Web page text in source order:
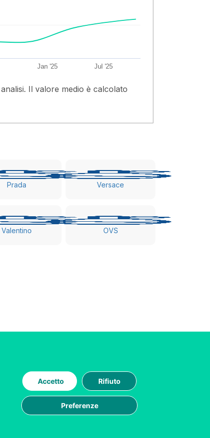
Accetto Rifiuto
Preferenze
Jan '25 Jul '25
Il valore medio è calcolato
Prada Versace
Valentino OVS